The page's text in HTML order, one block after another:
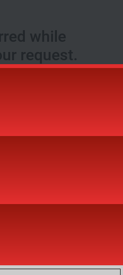
while
request.